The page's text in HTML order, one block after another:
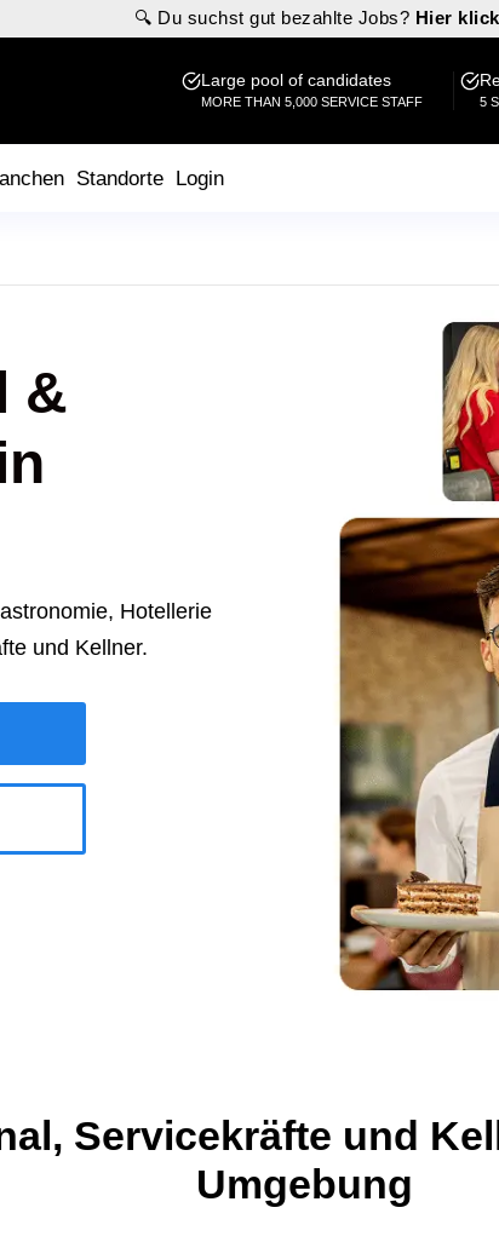
🔍 Du suchst gut bezahlte Jobs? Hier
Large pool of candidates
MORE THAN 5,000 SERVICE STAFF 5
Standorte Login
&
Hotellerie
und Kellner.
Servicekräfte und
Umgebung